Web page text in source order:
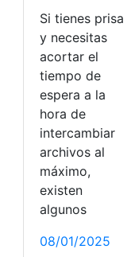
Si tienes prisa
y necesitas
acortar el
tiempo de
espera a la
hora de
intercambiar
archivos al
máximo,
existen
algunos
08/01/2025